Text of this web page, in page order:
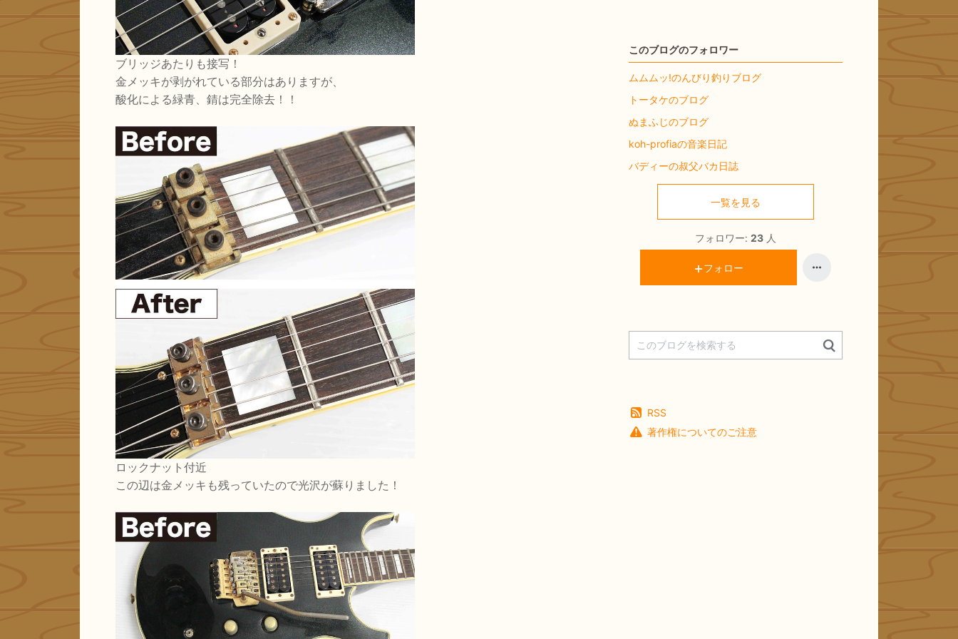
ブリッジあたりも接写！
金メッキが剥がれている部分はありますが、
酸化による緑青、錆は完全除去！！
ロックナット付近
この辺は金メッキも残っていたので光沢が蘇りました！
このブログのフォロワー
ムムムッ!のんびり釣りブログ
トータケのブログ
ぬまふじのブログ
koh-profiaの音楽日記
バディーの叔父バカ日誌
一覧を見る
フォロワー: 23 人
フォロー
RSS
著作権についてのご注意